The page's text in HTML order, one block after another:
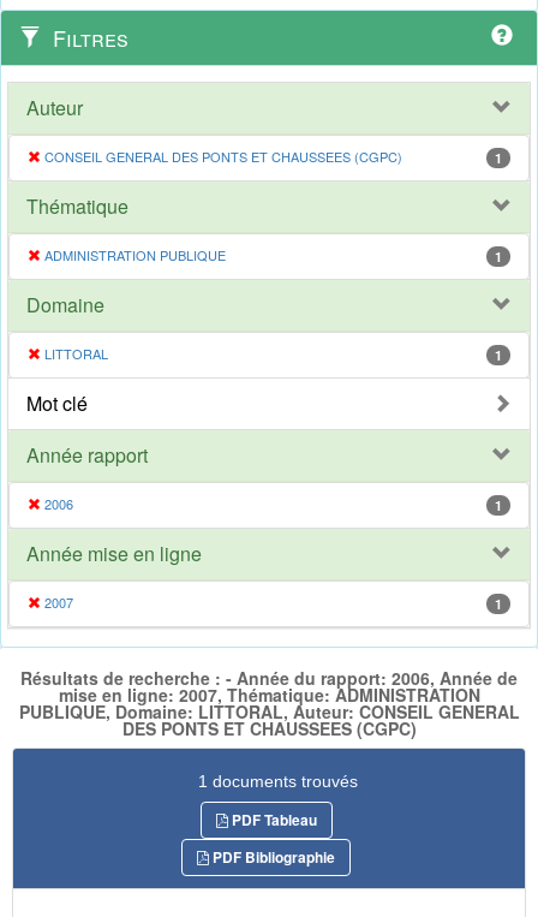
Filtres
Auteur
CONSEIL GENERAL DES PONTS ET CHAUSSEES (CGPC) 1
Thématique
ADMINISTRATION PUBLIQUE 1
Domaine
LITTORAL 1
Mot clé
Année rapport
2006 1
Année mise en ligne
2007 1
Résultats de recherche : - Année du rapport: 2006, Année de
mise en ligne: 2007, Thématique: ADMINISTRATION
PUBLIQUE, Domaine: LITTORAL, Auteur: CONSEIL GENERAL
DES PONTS ET CHAUSSEES (CGPC)
1 documents trouvés
PDF Tableau
PDF Bibliographie